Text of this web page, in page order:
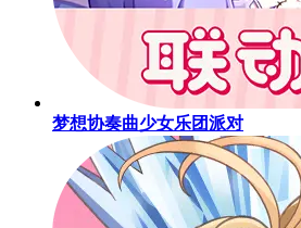
梦想协奏曲少女乐团派对